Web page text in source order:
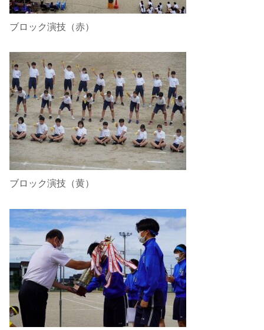
ブロック演技（赤）
ブロック演技（黄）